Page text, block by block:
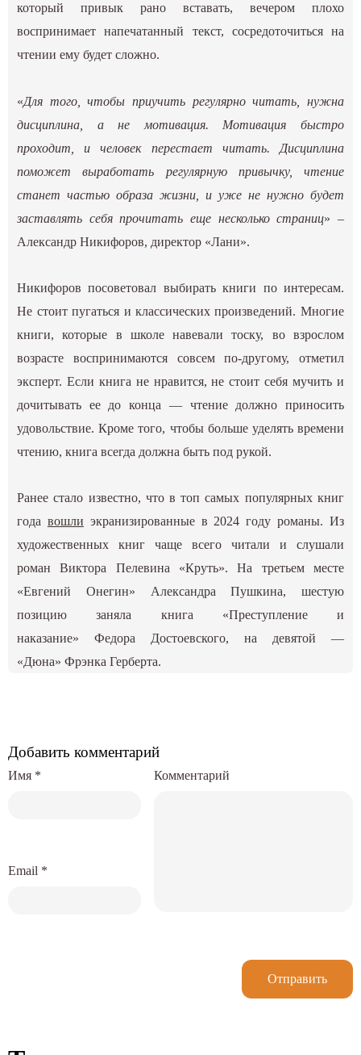
который привык рано вставать, вечером плохо
воспринимает напечатанный текст, сосредоточиться на
чтении ему будет сложно.
«Для того, чтобы приучить регулярно читать, нужна
дисциплина, а не мотивация. Мотивация быстро
проходит, и человек перестает читать. Дисциплина
поможет выработать регулярную привычку, чтение
станет частью образа жизни, и уже не нужно будет
заставлять себя прочитать еще несколько страниц» –
Александр Никифоров, директор «Лани».
Никифоров посоветовал выбирать книги по интересам.
Не стоит пугаться и классических произведений. Многие
книги, которые в школе навевали тоску, во взрослом
возрасте воспринимаются совсем по-другому, отметил
эксперт. Если книга не нравится, не стоит себя мучить и
дочитывать ее до конца — чтение должно приносить
удовольствие. Кроме того, чтобы больше уделять времени
чтению, книга всегда должна быть под рукой.
Ранее стало известно, что в топ самых популярных книг
года вошли экранизированные в 2024 году романы. Из
художественных книг чаще всего читали и слушали
роман Виктора Пелевина «Круть». На третьем месте
«Евгений Онегин» Александра Пушкина, шестую
позицию заняла книга «Преступление и
наказание» Федора Достоевского, на девятой —
«Дюна» Фрэнка Герберта.
Добавить комментарий
Комментарий
Имя *
Email *
Отправить